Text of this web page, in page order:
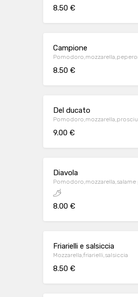
8.50 €
Campione
8.50 €
Del ducato
9.00 €
Diavola
8.00 €
Friarielli e salsiccia
Mozzarella,friarielli,salsiccia
8.50 €